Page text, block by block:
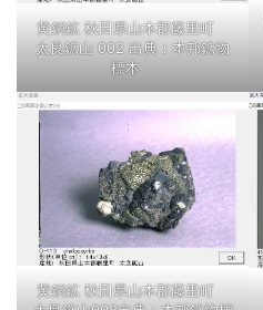
黄銅鉱 秋田県山本郡藤里町
太良鉱山 002 出典：本邦鉱物
標本
黄銅鉱 秋田県山本郡藤里町